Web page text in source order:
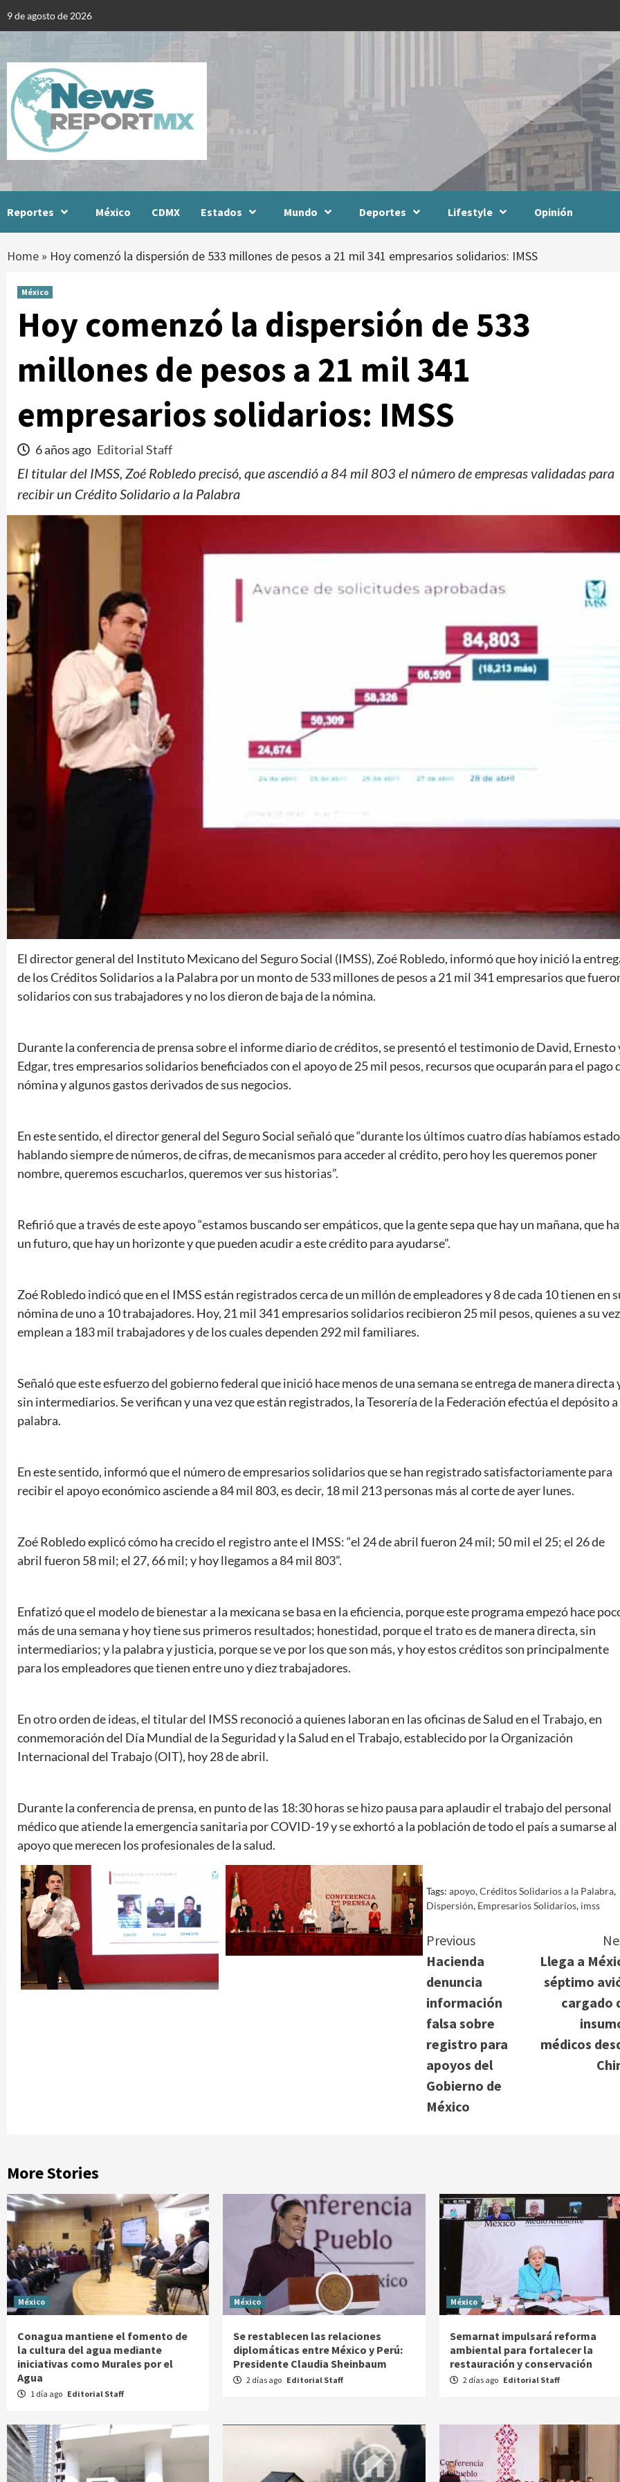
9 de agosto de 2026
Reportes México CDMX Estados Mundo Deportes Lifestyle Opinión
Home » Hoy comenzó la dispersión de 533 millones de pesos a 21 mil 341 empresarios solidarios: IMSS
México
Hoy comenzó la dispersión de 533
millones de pesos a 21 mil 341
empresarios solidarios: IMSS
6 años ago Editorial Staff
El titular del IMSS, Zoé Robledo precisó, que ascendió a 84 mil 803 el número de empresas validadas para
recibir un Crédito Solidario a la Palabra
El director general del Instituto Mexicano del Seguro Social (IMSS), Zoé Robledo, informó que hoy inició la
de los Créditos Solidarios a la Palabra por un monto de 533 millones de pesos a 21 mil 341 empresarios que
solidarios con sus trabajadores y no los dieron de baja de la nómina.
Durante la conferencia de prensa sobre el informe diario de créditos, se presentó el testimonio de David, Ernesto
Edgar, tres empresarios solidarios beneficiados con el apoyo de 25 mil pesos, recursos que ocuparán para el pago
nómina y algunos gastos derivados de sus negocios.
En este sentido, el director general del Seguro Social señaló que “durante los últimos cuatro días habíamos estado
hablando siempre de números, de cifras, de mecanismos para acceder al crédito, pero hoy les queremos poner
nombre, queremos escucharlos, queremos ver sus historias”.
Refirió que a través de este apoyo “estamos buscando ser empáticos, que la gente sepa que hay un mañana, que
un futuro, que hay un horizonte y que pueden acudir a este crédito para ayudarse”.
Zoé Robledo indicó que en el IMSS están registrados cerca de un millón de empleadores y 8 de cada 10 tienen en
nómina de uno a 10 trabajadores. Hoy, 21 mil 341 empresarios solidarios recibieron 25 mil pesos, quienes a su vez
emplean a 183 mil trabajadores y de los cuales dependen 292 mil familiares.
Señaló que este esfuerzo del gobierno federal que inició hace menos de una semana se entrega de manera directa
sin intermediarios. Se verifican y una vez que están registrados, la Tesorería de la Federación efectúa el depósito a
palabra.
En este sentido, informó que el número de empresarios solidarios que se han registrado satisfactoriamente para
recibir el apoyo económico asciende a 84 mil 803, es decir, 18 mil 213 personas más al corte de ayer lunes.
Zoé Robledo explicó cómo ha crecido el registro ante el IMSS: “el 24 de abril fueron 24 mil; 50 mil el 25; el 26 de
abril fueron 58 mil; el 27, 66 mil; y hoy llegamos a 84 mil 803”.
Enfatizó que el modelo de bienestar a la mexicana se basa en la eficiencia, porque este programa empezó hace
más de una semana y hoy tiene sus primeros resultados; honestidad, porque el trato es de manera directa, sin
intermediarios; y la palabra y justicia, porque se ve por los que son más, y hoy estos créditos son principalmente
para los empleadores que tienen entre uno y diez trabajadores.
En otro orden de ideas, el titular del IMSS reconoció a quienes laboran en las oficinas de Salud en el Trabajo, en
conmemoración del Día Mundial de la Seguridad y la Salud en el Trabajo, establecido por la Organización
Internacional del Trabajo (OIT), hoy 28 de abril.
Durante la conferencia de prensa, en punto de las 18:30 horas se hizo pausa para aplaudir el trabajo del personal
médico que atiende la emergencia sanitaria por COVID-19 y se exhortó a la población de todo el país a sumarse al
apoyo que merecen los profesionales de la salud.
Tags:apoyo,Créditos Solidarios a la Palabra,
Dispersión, Empresarios Solidarios, imss
Continue
Reading
Previous
Hacienda
denuncia
información
falsa sobre
registro para
apoyos del
Gobierno de
México
Llega a
séptimo
cargado
médicos
More Stories
México
Conagua mantiene el fomento de
la cultura del agua mediante
iniciativas como Murales por el
Agua
1 día ago Editorial Staff
México
Se restablecen las relaciones
diplomáticas entre México y Perú:
Presidente Claudia Sheinbaum
2 días ago Editorial Staff
México
Semarnat impulsará reforma
ambiental para fortalecer la
restauración y conservación
2 días ago Editorial Staff
Clima Reportes
Clima para hoy viernes 7 de agosto de 2026